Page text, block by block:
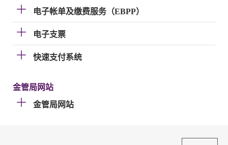
电子帐单及缴费服务（EBPP）
电子支票
快速支付系统
金管局网站
金管局网站